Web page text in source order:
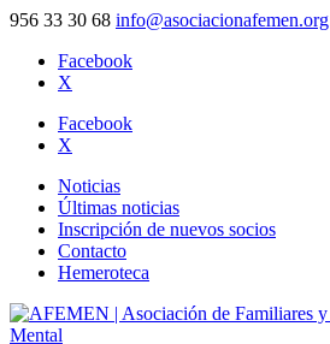
956 33 30 68 info@asociacionafemen.org
Facebook
X
Facebook
X
Noticias
Últimas noticias
Inscripción de nuevos socios
Contacto
Hemeroteca